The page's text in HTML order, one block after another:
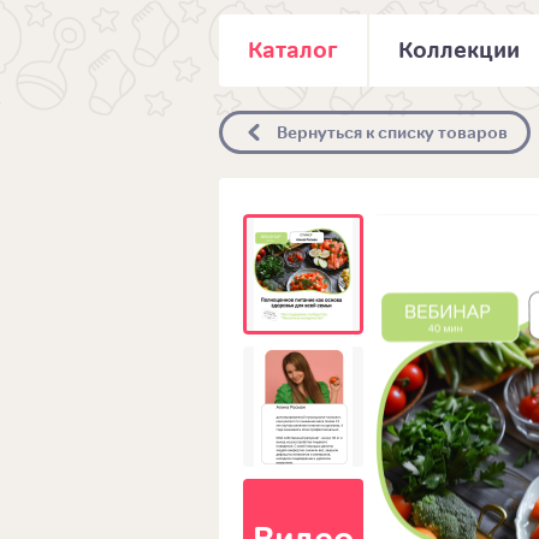
Каталог Коллекции
Вернуться к списку товаров